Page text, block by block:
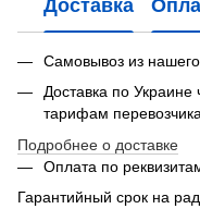
Доставка
Самовывоз из
Доставка по
тарифам
Подробнее о доставке
Оплата по
Гарантийный срок на